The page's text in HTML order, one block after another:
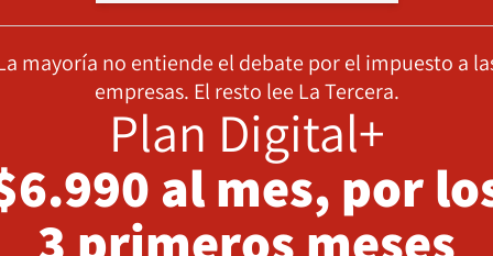
mayoría no entiende el debate por el impuesto a
empresas. El resto lee La Tercera.
Plan Digital+
al mes, por
3 primeros meses